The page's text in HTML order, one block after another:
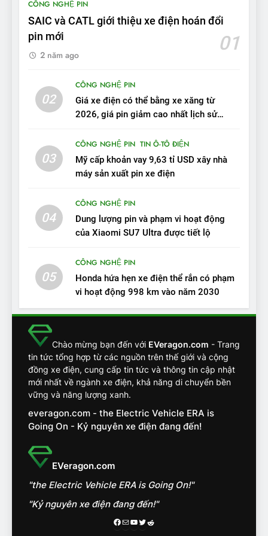
chất lượng tương xứng
ĐÁNH GIÁ XE
10
VinFast VF 7 tấm tắc: “Hơn
hẳn xe xăng”
ĐÁNH GIÁ XE
Người dùng nhận xét về
VinFast VF7: Độ hoàn thiện
đồng
12
VinFast VF7 – Mẫu xe cá
ĐÁNH GIÁ XE
Chuyên gia tiết lộ bài test
đối về an toàn trên VinFast
VF8
ĐÁNH GIÁ XE
14
VinFast VF7 đang bỏ xa
như thế nào?
ĐÁNH GIÁ XE
15
trên ngàn dặm đường
CÔNG NGHỆ AI, TỰ LÁI, ADAS,
ROBOTAXI
ĐÁNH GIÁ XE
CÔNG NGHỆ PIN
SAIC và CATL giới thiệu xe điện hoán đổi
pin mới
01
2 năm ago
02
CÔNG NGHỆ PIN
Giá xe điện có thể bằng xe xăng từ
2026, giá pin giảm cao nhất lịch sử
03
CÔNG NGHỆ PIN TIN Ô-TÔ ĐIỆN
Mỹ cấp khoản vay 9,63 tỉ USD xây nhà
máy sản xuất pin xe điện
04
CÔNG NGHỆ PIN
Dung lượng pin và phạm vi hoạt động
của Xiaomi SU7 Ultra được tiết lộ
05
CÔNG NGHỆ PIN
Honda hứa hẹn xe điện thể rắn có phạm
vi hoạt động 998 km vào năm 2030
Chào mừng bạn đến với EVeragon.com - Trang
tin tức tổng hợp từ các nguồn trên thế giới và cộng
đồng xe điện, cung cấp tin tức và thông tin cập nhật
mới nhất về ngành xe điện, khả năng di chuyển bền
vững và năng lượng xanh.
everagon.com - the Electric Vehicle ERA is
Going On - Kỷ nguyên xe điện đang đến!
EVeragon.com
"the Electric Vehicle ERA is Going On!"
"Kỷ nguyên xe điện đang đến!"
Facebook
MailYoutube
Twitter